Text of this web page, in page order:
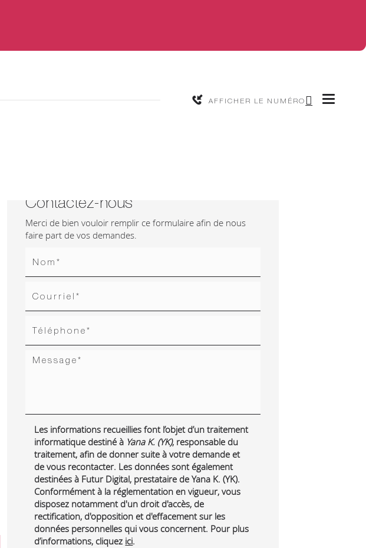
AFFICHER LE NUMÉRO
Contactez-nous
Merci de bien vouloir remplir ce formulaire afin de nous
faire part de vos demandes.
Les informations recueillies font l’objet d’un traitement
informatique destiné à Yana K. (YK), responsable du
traitement, afin de donner suite à votre demande et
de vous recontacter. Les données sont également
destinées à Futur Digital, prestataire de Yana K. (YK).
Conformément à la réglementation en vigueur, vous
disposez notamment d'un droit d'accès, de
rectification, d'opposition et d'effacement sur les
données personnelles qui vous concernent. Pour plus
d’informations, cliquez ici.